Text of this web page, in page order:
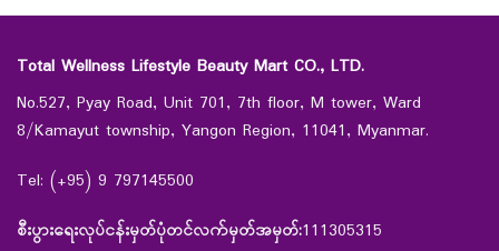
Total Wellness Lifestyle Beauty Mart CO., LTD.
No.527, Pyay Road, Unit 701, 7th floor, M tower, Ward
8/Kamayut township, Yangon Region, 11041, Myanmar.
Tel: (+95) 9 797145500
စီးပွားရေးလုပ်ငန်းမှတ်ပုံတင်လက်မှတ်အမှတ်:111305315